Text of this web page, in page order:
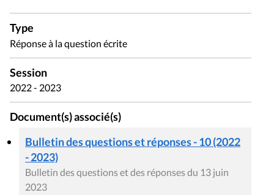
Type
Réponse à la question écrite
Session
2022 - 2023
Document(s) associé(s)
Bulletin des questions et réponses - 10 (2022
- 2023)
Bulletin des questions et des réponses du 13 juin
2023